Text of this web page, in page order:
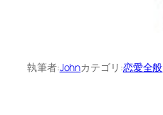
執筆者:Johnカテゴリ:恋愛全般